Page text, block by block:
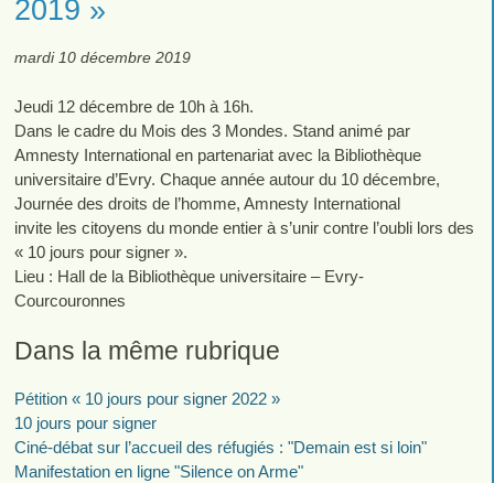
2019 »
mardi 10 décembre 2019
Jeudi 12 décembre de 10h à 16h.
Dans le cadre du Mois des 3 Mondes. Stand animé par
Amnesty International en partenariat avec la Bibliothèque
universitaire d’Evry. Chaque année autour du 10 décembre,
Journée des droits de l’homme, Amnesty International
invite les citoyens du monde entier à s’unir contre l’oubli lors des
« 10 jours pour signer ».
Lieu : Hall de la Bibliothèque universitaire – Evry-
Courcouronnes
Dans la même rubrique
Pétition « 10 jours pour signer 2022 »
10 jours pour signer
Ciné-débat sur l’accueil des réfugiés : "Demain est si loin"
Manifestation en ligne "Silence on Arme"